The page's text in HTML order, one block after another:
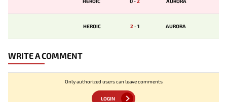
HEROIC 2-1 AURORA
WRITE A COMMENT
Only authorized users can leave comments
LOGIN